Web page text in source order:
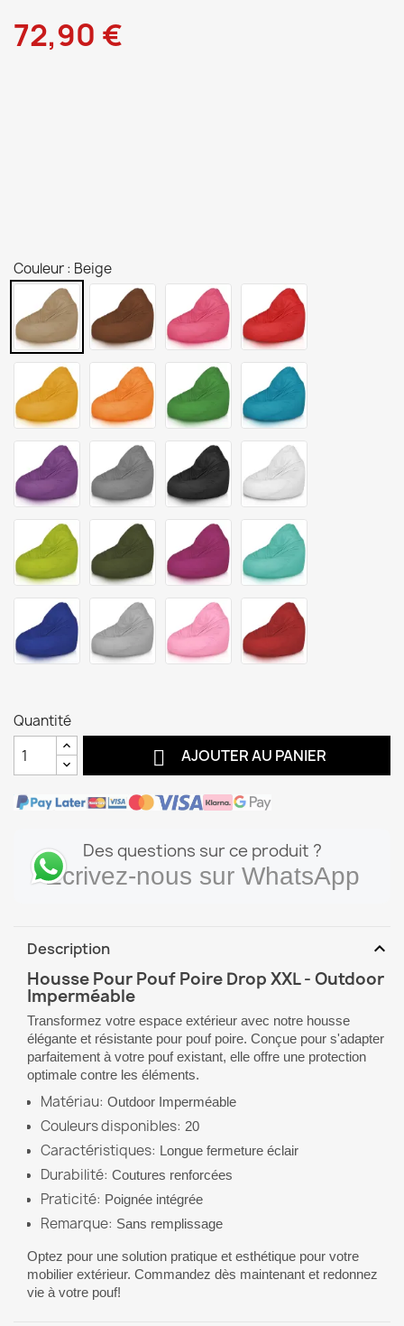
72,90 €
Couleur : Beige
Quantité
 AJOUTER AU PANIER
Des questions sur ce produit ?
Écrivez-nous sur WhatsApp
Description expand_more
Housse Pour Pouf Poire Drop XXL - Outdoor
Imperméable
Transformez votre espace extérieur avec notre housse
élégante et résistante pour pouf poire. Conçue pour s'adapter
parfaitement à votre pouf existant, elle offre une protection
optimale contre les éléments.
Matériau: Outdoor Imperméable
Couleurs disponibles: 20
Caractéristiques: Longue fermeture éclair
Durabilité: Coutures renforcées
Praticité: Poignée intégrée
Remarque: Sans remplissage
Optez pour une solution pratique et esthétique pour votre
mobilier extérieur. Commandez dès maintenant et redonnez
vie à votre pouf!